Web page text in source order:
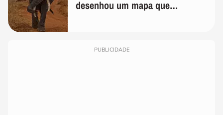
desenhou um mapa que
PUBLICIDADE